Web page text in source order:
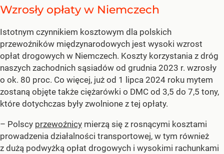
Wzrosły opłaty w Niemczech
Istotnym czynnikiem kosztowym dla polskich
przewoźników międzynarodowych jest wysoki wzrost
opłat drogowych w Niemczech. Koszty korzystania z dróg
naszych zachodnich sąsiadów od grudnia 2023 r. wzrosły
o ok. 80 proc. Co więcej, już od 1 lipca 2024 roku mytem
zostaną objęte także ciężarówki o DMC od 3,5 do 7,5 tony,
które dotychczas były zwolnione z tej opłaty.
– Polscy przewoźnicy mierzą się z rosnącymi kosztami
prowadzenia działalności transportowej, w tym również
z dużą podwyżką opłat drogowych i wysokimi rachunkami